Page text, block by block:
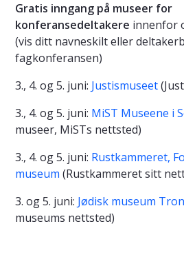
Gratis inngang på museer for
konferansedeltakere innenfor
(vis ditt navneskilt eller
fagkonferansen)
3., 4. og 5. juni: Justismuseet
3., 4. og 5. juni: MiST Museene i
museer, MiSTs nettsted)
3., 4. og 5. juni: Rustkammeret,
museum (Rustkammeret sitt
3. og 5. juni: Jødisk museum
museums nettsted)